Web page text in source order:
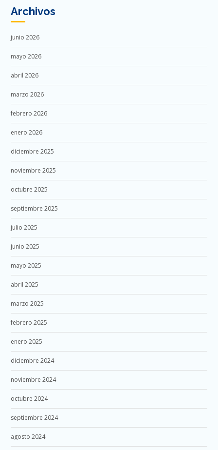
Archivos
junio 2026
mayo 2026
abril 2026
marzo 2026
febrero 2026
enero 2026
diciembre 2025
noviembre 2025
octubre 2025
septiembre 2025
julio 2025
junio 2025
mayo 2025
abril 2025
marzo 2025
febrero 2025
enero 2025
diciembre 2024
noviembre 2024
octubre 2024
septiembre 2024
agosto 2024